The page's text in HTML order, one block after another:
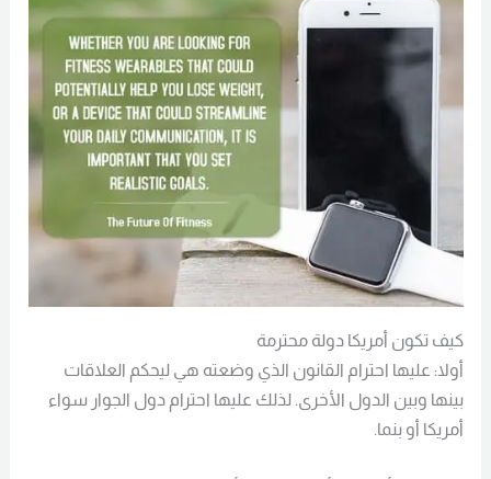
كيف تكون أمريكا دولة محترمة
أولا: عليها احترام القانون الذي وضعته هي ليحكم العلاقات
بينها وبين الدول الأخرى. لذلك عليها احترام دول الجوار سواء
أمريكا أو بنما.